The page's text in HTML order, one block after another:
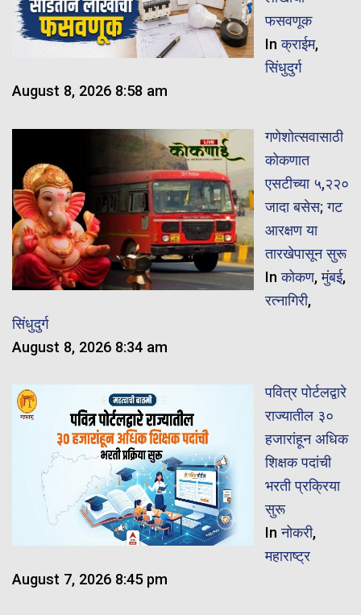
फसवणूक
Inक्राईम,
सिंधुदुर्ग
August 8, 2026 8:58 am
गणेशोत्सवासाठी
कोकणात
एसटीच्या ५,२२०
जादा बसेस; गट
आरक्षण या
तारखेपासून सुरू
Inकोकण,मुंबई,
रत्नागिरी,
सिंधुदुर्ग
August 8, 2026 8:34 am
पवित्र पोर्टलद्वारे
राज्यातील ३०
हजारांहून अधिक
शिक्षक पदांची
भरती प्रक्रिया
सुरू
Inनोकरी,
महाराष्ट्र
August 7, 2026 8:45 pm